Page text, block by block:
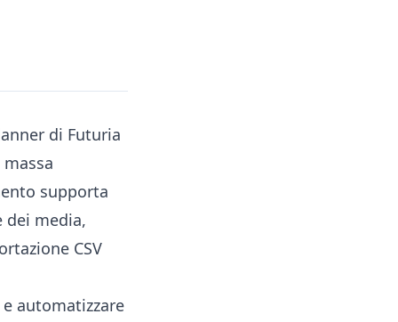
di Futuria
supporta
dei media,
CSV
automatizzare